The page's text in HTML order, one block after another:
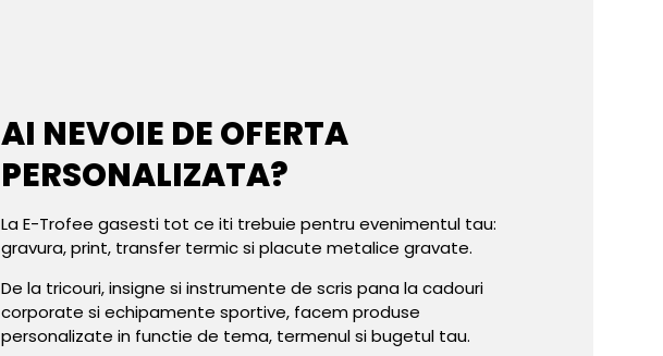
AI NEVOIE DE OFERTA
PERSONALIZATA?
La E-Trofee gasesti tot ce iti trebuie pentru evenimentul tau:
gravura, print, transfer termic si placute metalice gravate.
De la tricouri, insigne si instrumente de scris pana la cadouri
corporate si echipamente sportive, facem produse
personalizate in functie de tema, termenul si bugetul tau.